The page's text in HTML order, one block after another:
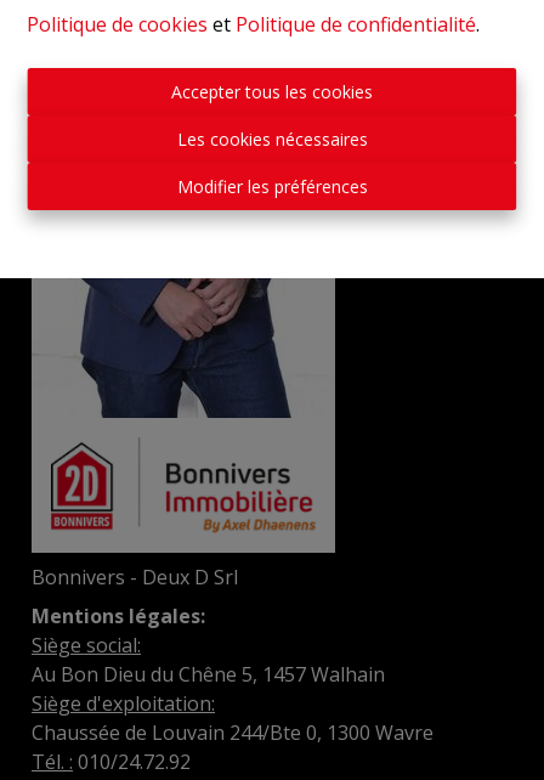
Politique de cookies et Politique de confidentialité.
Accepter tous les cookies
Les cookies nécessaires
Modifier les préférences
Bonnivers - Deux D Srl
Mentions légales:
Siège social:
Au Bon Dieu du Chêne 5, 1457 Walhain
Siège d'exploitation:
Chaussée de Louvain 244/Bte 0, 1300 Wavre
Tél. : 010/24.72.92